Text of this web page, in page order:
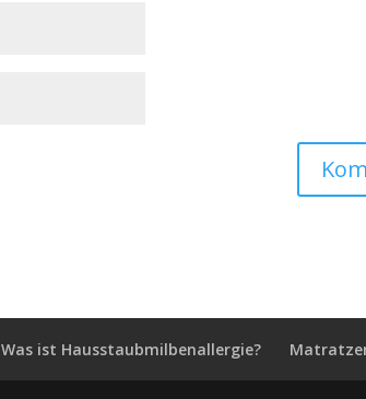
Was ist Hausstaubmilbenallergie?